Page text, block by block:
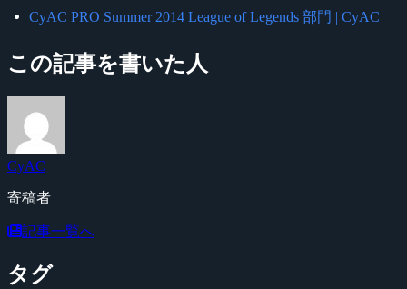
CyAC PRO Summer 2014 League of Legends 部門 | CyAC
この記事を書いた人
CyAC
寄稿者
記事一覧へ
タグ